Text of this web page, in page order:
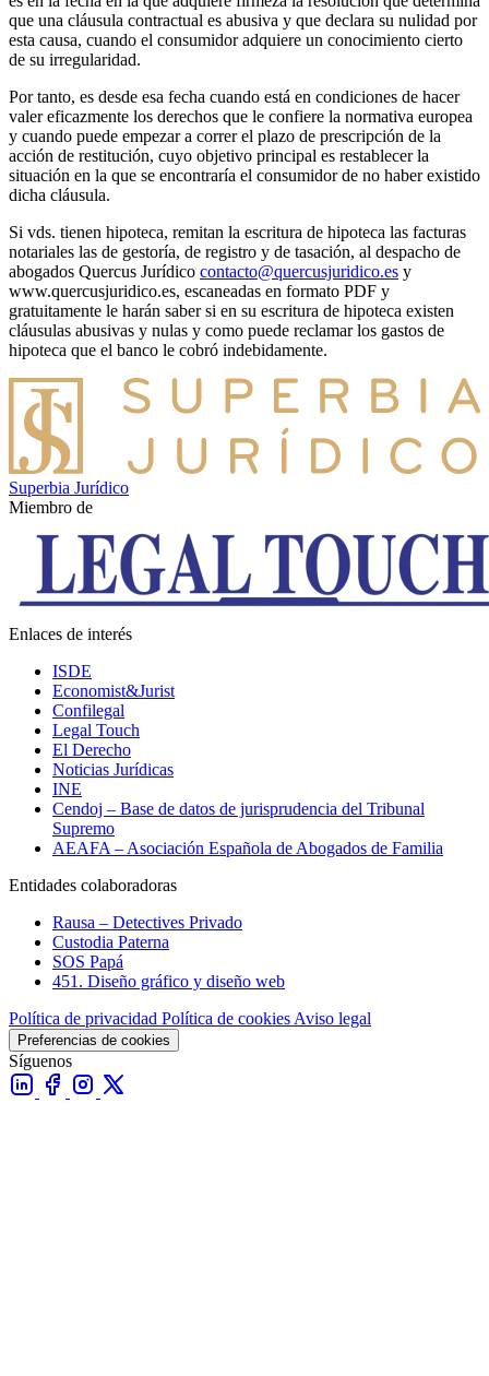
que una cláusula contractual es abusiva y que declara su nulidad por
esta causa, cuando el consumidor adquiere un conocimiento cierto
de su irregularidad.
Por tanto, es desde esa fecha cuando está en condiciones de hacer
valer eficazmente los derechos que le confiere la normativa europea
y cuando puede empezar a correr el plazo de prescripción de la
acción de restitución, cuyo objetivo principal es restablecer la
situación en la que se encontraría el consumidor de no haber existido
dicha cláusula.
Si vds. tienen hipoteca, remitan la escritura de hipoteca las facturas
notariales las de gestoría, de registro y de tasación, al despacho de
abogados Quercus Jurídico contacto@quercusjuridico.es y
www.quercusjuridico.es, escaneadas en formato PDF y
gratuitamente le harán saber si en su escritura de hipoteca existen
cláusulas abusivas y nulas y como puede reclamar los gastos de
hipoteca que el banco le cobró indebidamente.
Superbia Jurídico
Miembro de
Enlaces de interés
ISDE
Economist&Jurist
Confilegal
Legal Touch
El Derecho
Noticias Jurídicas
INE
Cendoj – Base de datos de jurisprudencia del Tribunal
Supremo
AEAFA – Asociación Española de Abogados de Familia
Entidades colaboradoras
Rausa – Detectives Privado
Custodia Paterna
SOS Papá
451. Diseño gráfico y diseño web
Política de privacidad Política de cookies Aviso legal
Preferencias de cookies
Síguenos